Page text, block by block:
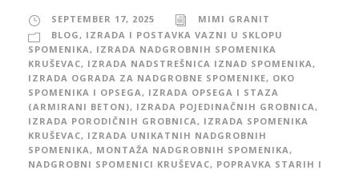
SEPTEMBER 17, 2025
MIMI GRANIT
BLOG , IZRADA I POSTAVKA VAZNI U SKLOPU
SPOMENIKA , IZRADA NADGROBNIH SPOMENIKA
KRUŠEVAC, IZRADA NADSTREŠNICA IZNAD SPOMENIKA ,
IZRADA OGRADA ZA NADGROBNE SPOMENIKE, OKO
SPOMENIKA I OPSEGA , IZRADA OPSEGA I STAZA
(ARMIRANI BETON), IZRADA POJEDINAČNIH GROBNICA ,
IZRADA PORODIČNIH GROBNICA , IZRADA SPOMENIKA
KRUŠEVAC, IZRADA UNIKATNIH NADGROBNIH
SPOMENIKA , MONTAŽA NADGROBNIH SPOMENIKA ,
NADGROBNI SPOMENICI KRUŠEVAC, POPRAVKA STARIH I